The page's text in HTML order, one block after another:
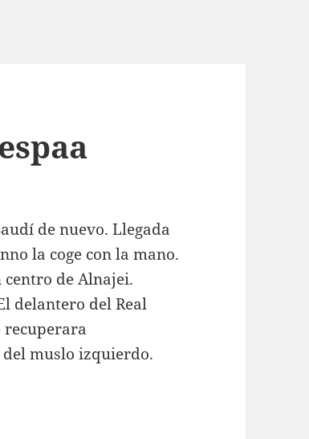
de nuevo. Llegada
la coge con la mano.
de Alnajei.
delantero del Real
recuperara
muslo izquierdo.